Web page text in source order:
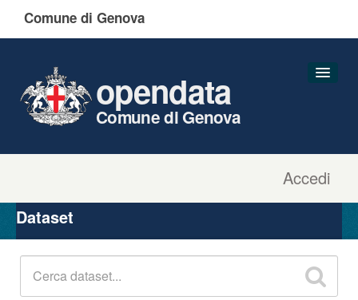
Comune di Genova
Accedi
opendata
Comune di Genova
Organizzazioni
Gruppi
Dataset